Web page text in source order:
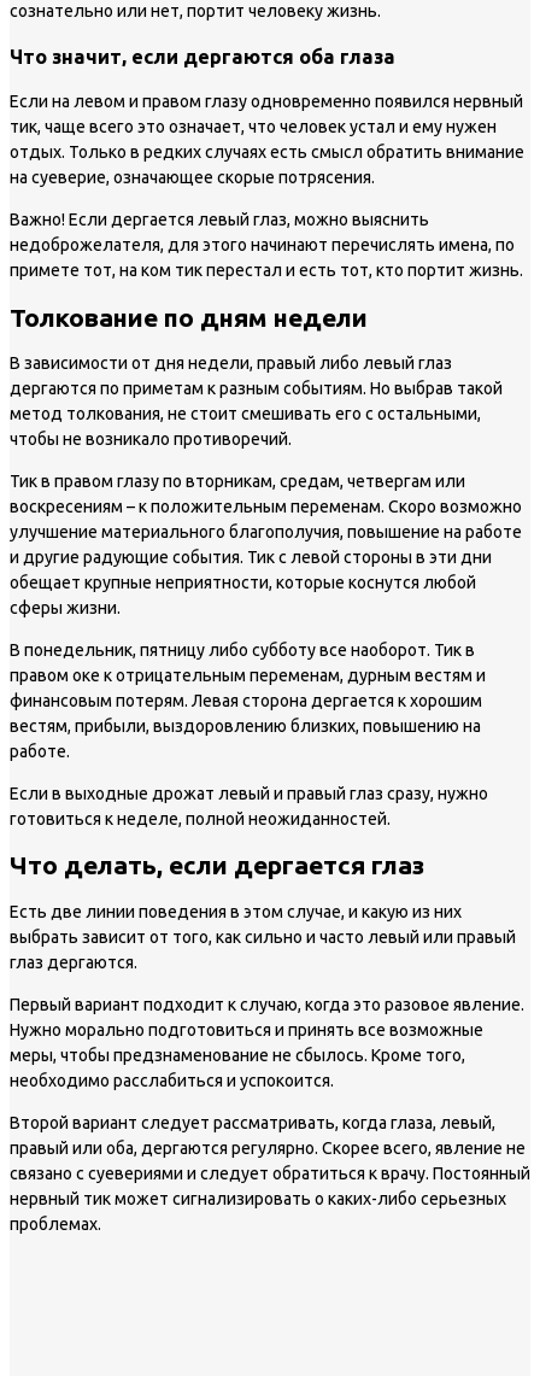
сознательно или нет, портит человеку жизнь.
Что значит, если дергаются оба глаза
Если на левом и правом глазу одновременно появился нервный
тик, чаще всего это означает, что человек устал и ему нужен
отдых. Только в редких случаях есть смысл обратить внимание
на суеверие, означающее скорые потрясения.
Важно!Если дергается левый глаз, можно выяснить
недоброжелателя, для этого начинают перечислять имена, по
примете тот, на ком тик перестал и есть тот, кто портит жизнь.
Толкование по дням недели
В зависимости от дня недели, правый либо левый глаз
дергаются по приметам к разным событиям. Но выбрав такой
метод толкования, не стоит смешивать его с остальными,
чтобы не возникало противоречий.
Тик в правом глазу по вторникам, средам, четвергам или
воскресениям – к положительным переменам. Скоро возможно
улучшение материального благополучия, повышение на работе
и другие радующие события. Тик с левой стороны в эти дни
обещает крупные неприятности, которые коснутся любой
сферы жизни.
В понедельник, пятницу либо субботу все наоборот. Тик в
правом оке к отрицательным переменам, дурным вестям и
финансовым потерям. Левая сторона дергается к хорошим
вестям, прибыли, выздоровлению близких, повышению на
работе.
Если в выходные дрожат левый и правый глаз сразу, нужно
готовиться к неделе, полной неожиданностей.
Что делать, если дергается глаз
Есть две линии поведения в этом случае, и какую из них
выбрать зависит от того, как сильно и часто левый или правый
глаз дергаются.
Первый вариант подходит к случаю, когда это разовое явление.
Нужно морально подготовиться и принять все возможные
меры, чтобы предзнаменование не сбылось. Кроме того,
необходимо расслабиться и успокоится.
Второй вариант следует рассматривать, когда глаза, левый,
правый или оба, дергаются регулярно. Скорее всего, явление не
связано с суевериями и следует обратиться к врачу. Постоянный
нервный тик может сигнализировать о каких-либо серьезных
проблемах.